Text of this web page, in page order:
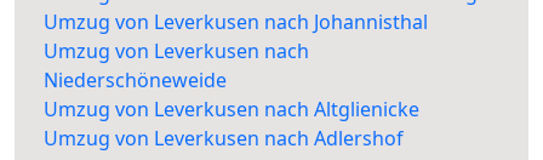
Umzug von Leverkusen nach Johannisthal
Umzug von Leverkusen nach
Niederschöneweide
Umzug von Leverkusen nach Altglienicke
Umzug von Leverkusen nach Adlershof